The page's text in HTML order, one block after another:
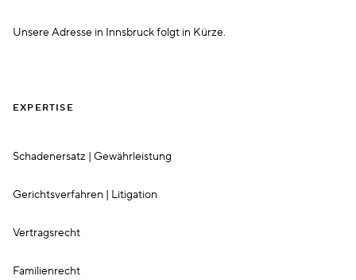
Unsere Adresse in Innsbruck folgt in Kürze.
EXPERTISE
Schadenersatz | Gewährleistung
Gerichtsverfahren | Litigation
Vertragsrecht
Familienrecht